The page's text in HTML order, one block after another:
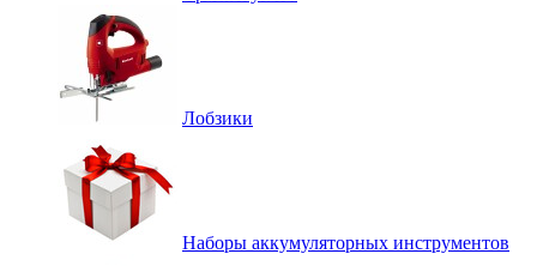
Лобзики
Наборы аккумуляторных инструментов